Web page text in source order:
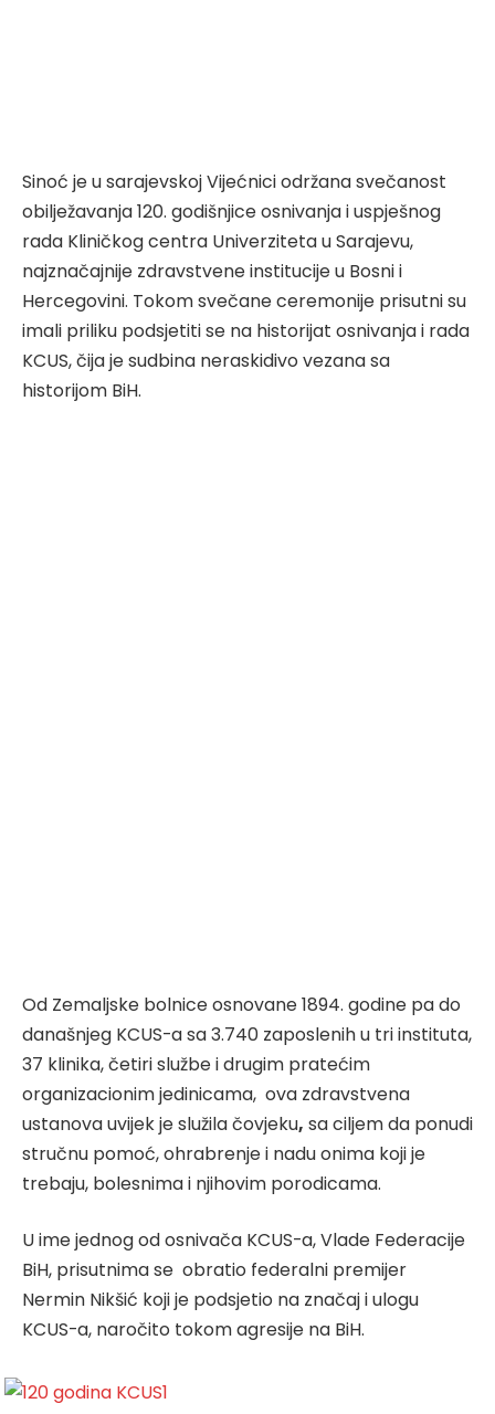
Sinoć je u sarajevskoj Vijećnici održana svečanost
obilježavanja 120. godišnjice osnivanja i uspješnog
rada Kliničkog centra Univerziteta u Sarajevu,
najznačajnije zdravstvene institucije u Bosni i
Hercegovini. Tokom svečane ceremonije prisutni su
imali priliku podsjetiti se na historijat osnivanja i rada
KCUS, čija je sudbina neraskidivo vezana sa
historijom BiH.
Od Zemaljske bolnice osnovane 1894. godine pa do
današnjeg KCUS-a sa 3.740 zaposlenih u tri instituta,
37 klinika, četiri službe i drugim pratećim
organizacionim jedinicama, ova zdravstvena
ustanova uvijek je služila čovjeku, sa ciljem da ponudi
stručnu pomoć, ohrabrenje i nadu onima koji je
trebaju, bolesnima i njihovim porodicama.
U ime jednog od osnivača KCUS-a, Vlade Federacije
BiH, prisutnima se obratio federalni premijer
Nermin Nikšić koji je podsjetio na značaj i ulogu
KCUS-a, naročito tokom agresije na BiH.